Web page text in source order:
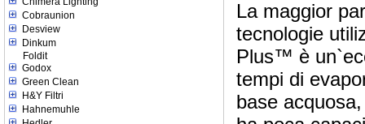
Cobraunion
Desview
Dinkum
Foldit
Godox
Green Clean
H&Y Filtri
Hahnemuhle
La maggior
tecnologie
Plus™ è
tempi di
base